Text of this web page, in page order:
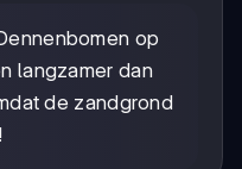
op
langzamer dan
de zandgrond